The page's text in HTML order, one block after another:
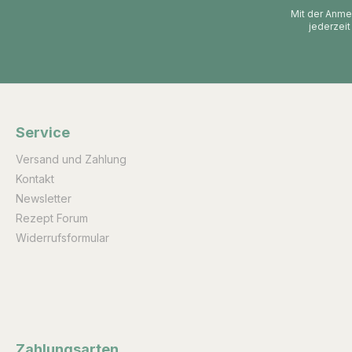
Mit der
jederzeit
Service
Versand und Zahlung
Kontakt
Newsletter
Rezept Forum
Widerrufsformular